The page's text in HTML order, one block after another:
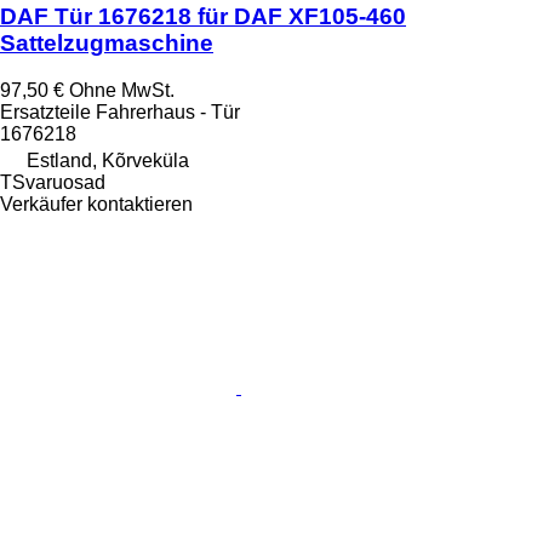
DAF Tür 1676218 für DAF XF105-460
Sattelzugmaschine
97,50 € Ohne MwSt.
Ersatzteile Fahrerhaus - Tür
1676218
Estland, Kõrveküla
TSvaruosad
Verkäufer kontaktieren